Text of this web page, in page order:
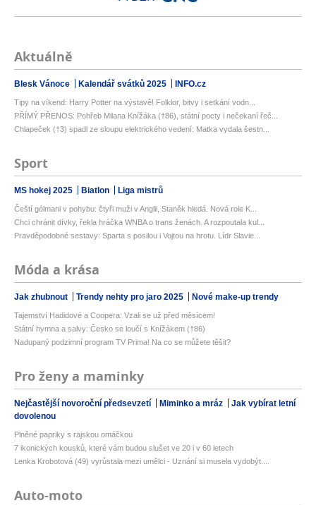
Aktuálně
Blesk Vánoce Kalendář svátků 2025 INFO.cz
Tipy na víkend: Harry Potter na výstavě! Folklor, bitvy i setkání vodn...
PŘÍMÝ PŘENOS: Pohřeb Milana Knížáka (†86), státní pocty i nečekaní řeč...
Chlapeček (†3) spadl ze sloupu elektrického vedení: Matka vydala šestn...
Sport
MS hokej 2025 Biatlon Liga mistrů
Čeští gólmani v pohybu: čtyři muži v Anglii, Staněk hledá. Nová role K...
Chci chránit dívky, řekla hráčka WNBA o trans ženách. A rozpoutala kul...
Pravděpodobné sestavy: Sparta s posilou i Vojtou na hrotu. Lídr Slavie...
Móda a krása
Jak zhubnout Trendy nehty pro jaro 2025 Nové make-up trendy
Tajemství Hadidové a Coopera: Vzali se už před měsícem!
Státní hymna a salvy: Česko se loučí s Knížákem (†86)
Nadupaný podzimní program TV Prima! Na co se můžete těšit?
Pro ženy a maminky
Nejčastější novoroční předsevzetí Miminko a mráz
Jak vybírat letní
dovolenou
Plněné papriky s rajskou omáčkou
7 ikonických kousků, které vám budou slušet ve 20 i v 60 letech
Lenka Krobotová (49) vyrůstala mezi umělci - Uznání si musela vydobýt....
Auto-moto